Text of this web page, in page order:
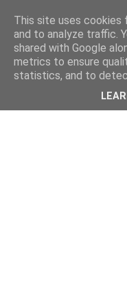
This site uses cookies
and to analyze traffic.
shared with Google
metrics to ensure
statistics, and to